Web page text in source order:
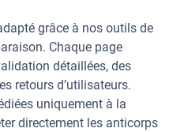
grâce à nos outils de
Chaque page
détaillées, des
retours d’utilisateurs.
uniquement à la
directement les anticorps